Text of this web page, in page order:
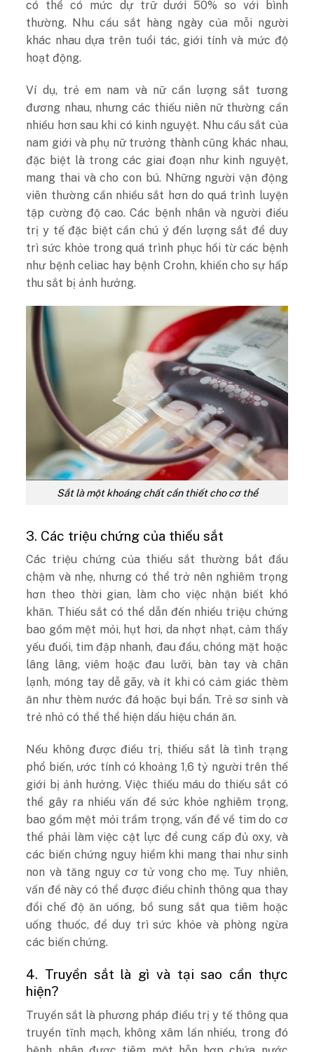
có thể có mức dự trữ dưới 50% so với bình
thường. Nhu cầu sắt hàng ngày của mỗi người
khác nhau dựa trên tuổi tác, giới tính và mức độ
hoạt động.
Ví dụ, trẻ em nam và nữ cần lượng sắt tương
đương nhau, nhưng các thiếu niên nữ thường cần
nhiều hơn sau khi có kinh nguyệt. Nhu cầu sắt của
nam giới và phụ nữ trưởng thành cũng khác nhau,
đặc biệt là trong các giai đoạn như kinh nguyệt,
mang thai và cho con bú. Những người vận động
viên thường cần nhiều sắt hơn do quá trình luyện
tập cường độ cao. Các bệnh nhân và người điều
trị y tế đặc biệt cần chú ý đến lượng sắt để duy
trì sức khỏe trong quá trình phục hồi từ các bệnh
như bệnh celiac hay bệnh Crohn, khiến cho sự hấp
thu sắt bị ảnh hưởng.
Sắt là một khoáng chất cần thiết cho cơ thể
3. Các triệu chứng của thiếu sắt
Các triệu chứng của thiếu sắt thường bắt đầu
chậm và nhẹ, nhưng có thể trở nên nghiêm trọng
hơn theo thời gian, làm cho việc nhận biết khó
khăn. Thiếu sắt có thể dẫn đến nhiều triệu chứng
bao gồm mệt mỏi, hụt hơi, da nhợt nhạt, cảm thấy
yếu đuối, tim đập nhanh, đau đầu, chóng mặt hoặc
lâng lâng, viêm hoặc đau lưỡi, bàn tay và chân
lạnh, móng tay dễ gãy, và ít khi có cảm giác thèm
ăn như thèm nước đá hoặc bụi bẩn. Trẻ sơ sinh và
trẻ nhỏ có thể thể hiện dấu hiệu chán ăn.
Nếu không được điều trị, thiếu sắt là tình trạng
phổ biến, ước tính có khoảng 1,6 tỷ người trên thế
giới bị ảnh hưởng. Việc thiếu máu do thiếu sắt có
thể gây ra nhiều vấn đề sức khỏe nghiêm trọng,
bao gồm mệt mỏi trầm trọng, vấn đề về tim do cơ
thể phải làm việc cật lực để cung cấp đủ oxy, và
các biến chứng nguy hiểm khi mang thai như sinh
non và tăng nguy cơ tử vong cho mẹ. Tuy nhiên,
vấn đề này có thể được điều chỉnh thông qua thay
đổi chế độ ăn uống, bổ sung sắt qua tiêm hoặc
uống thuốc, để duy trì sức khỏe và phòng ngừa
các biến chứng.
4. Truyền sắt là gì và tại sao cần thực
hiện?
Truyền sắt là phương pháp điều trị y tế thông qua
truyền tĩnh mạch, không xâm lấn nhiều, trong đó